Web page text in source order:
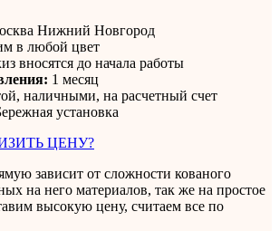
Нижний Новгород
в любой цвет
вносятся до начала работы
1 месяц
наличными, на расчетный счет
установка
ЦЕНУ?
зависит от сложности кованого
на него материалов, так же на простое
высокую цену, считаем все по